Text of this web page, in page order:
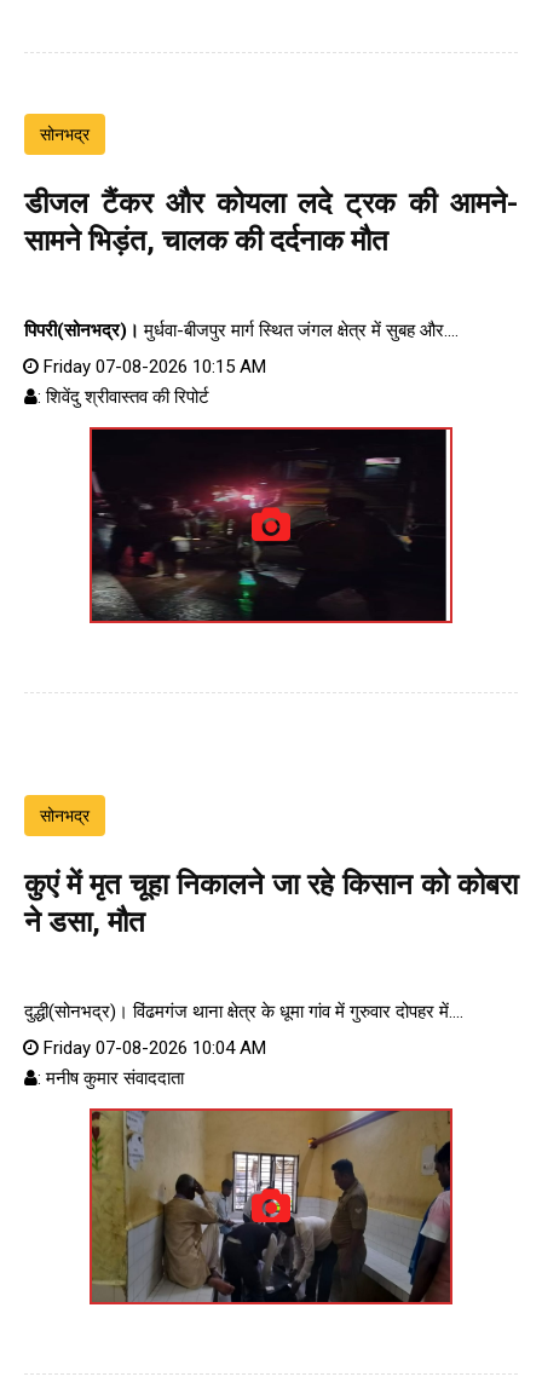
सोनभद्र
डीजल टैंकर और कोयला लदे ट्रक की आमने-
सामने भिड़ंत, चालक की दर्दनाक मौत
पिपरी(सोनभद्र)। मुर्धवा-बीजपुर मार्ग स्थित जंगल क्षेत्र में सुबह और....
Friday 07-08-2026 10:15 AM
: शिवेंदु श्रीवास्तव की रिपोर्ट
सोनभद्र
कुएं में मृत चूहा निकालने जा रहे किसान को कोबरा
ने डसा, मौत
दुद्धी(सोनभद्र)। विंढमगंज थाना क्षेत्र के धूमा गांव में गुरुवार दोपहर में....
Friday 07-08-2026 10:04 AM
: मनीष कुमार संवाददाता